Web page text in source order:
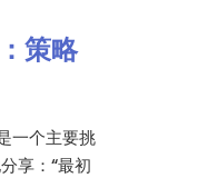
策略
一个主要挑
享：“最初